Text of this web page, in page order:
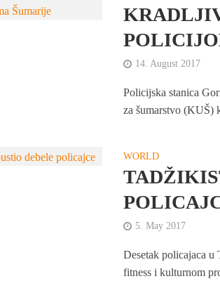
14. August 2017
Policijska stanica
za šumarstvo (KUŠ)
WORLD
5. May 2017
Desetak policajaca
fitness i kulturnom